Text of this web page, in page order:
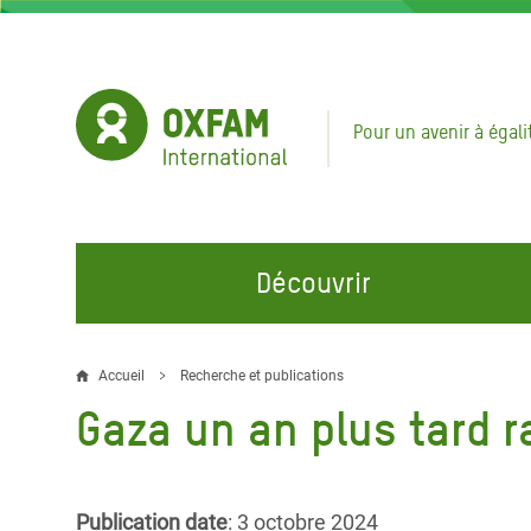
Aller
Pour un avenir à
Découvrir
NOS DOMAINES D'ACTION
Eau et Assainissement
Appel
au
REJOINDRE NOS CAMPAGNES
Climate Justice
Rejoignez la Communauté
d'Ariane
Accueil Recherche et publications
Gaza un an plus tard
Publication date: 3 octobre 2024